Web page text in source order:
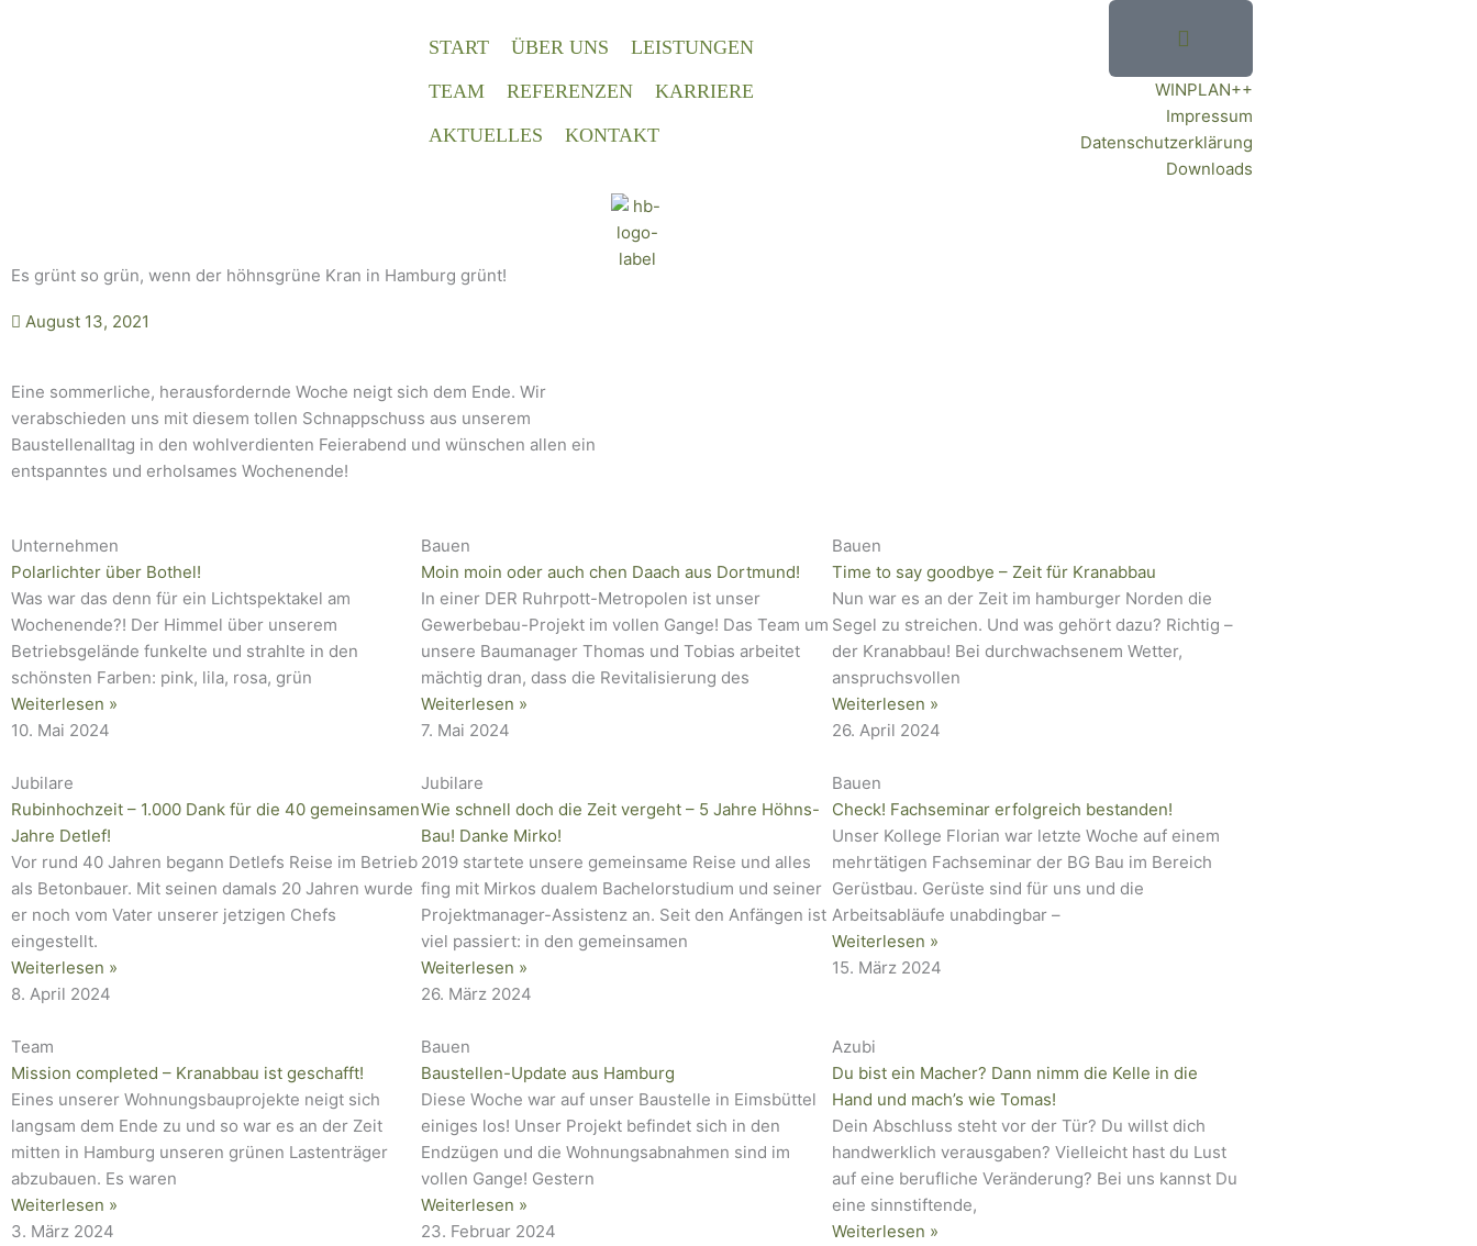
START ÜBER UNS
LEISTUNGEN
TEAM
REFERENZEN
KARRIERE
AKTUELLES
KONTAKT
WINPLAN++
Impressum
Datenschutzerklärung
Downloads
Es grünt so grün, wenn der höhnsgrüne Kran in Hamburg grünt!
August 13, 2021
Eine sommerliche, herausfordernde Woche neigt sich dem Ende. Wir
verabschieden uns mit diesem tollen Schnappschuss aus unserem
Baustellenalltag in den wohlverdienten Feierabend und wünschen allen ein
entspanntes und erholsames Wochenende!
Unternehmen
Polarlichter über Bothel!
Was war das denn für ein Lichtspektakel am
Wochenende?! Der Himmel über unserem
Betriebsgelände funkelte und strahlte in den
schönsten Farben: pink, lila, rosa, grün
Weiterlesen »
10. Mai 2024
Bauen
Moin moin oder auch chen Daach aus Dortmund!
In einer DER Ruhrpott-Metropolen ist unser
Gewerbebau-Projekt im vollen Gange! Das Team um
unsere Baumanager Thomas und Tobias arbeitet
mächtig dran, dass die Revitalisierung des
Weiterlesen »
7. Mai 2024
Bauen
Time to say goodbye – Zeit für Kranabbau
Nun war es an der Zeit im hamburger Norden die
Segel zu streichen. Und was gehört dazu? Richtig –
der Kranabbau! Bei durchwachsenem Wetter,
anspruchsvollen
Weiterlesen »
26. April 2024
Jubilare
Rubinhochzeit – 1.000 Dank für die 40 gemeinsamen
Jahre Detlef!
Vor rund 40 Jahren begann Detlefs Reise im Betrieb
als Betonbauer. Mit seinen damals 20 Jahren wurde
er noch vom Vater unserer jetzigen Chefs
eingestellt.
Weiterlesen »
8. April 2024
Jubilare
Wie schnell doch die Zeit vergeht – 5 Jahre Höhns-
Bau! Danke Mirko!
2019 startete unsere gemeinsame Reise und alles
fing mit Mirkos dualem Bachelorstudium und seiner
Projektmanager-Assistenz an. Seit den Anfängen ist
viel passiert: in den gemeinsamen
Weiterlesen »
26. März 2024
Bauen
Check! Fachseminar erfolgreich bestanden!
Unser Kollege Florian war letzte Woche auf einem
mehrtätigen Fachseminar der BG Bau im Bereich
Gerüstbau. Gerüste sind für uns und die
Arbeitsabläufe unabdingbar –
Weiterlesen »
15. März 2024
Team
Mission completed – Kranabbau ist geschafft!
Eines unserer Wohnungsbauprojekte neigt sich
langsam dem Ende zu und so war es an der Zeit
mitten in Hamburg unseren grünen Lastenträger
abzubauen. Es waren
Weiterlesen »
3. März 2024
Bauen
Baustellen-Update aus Hamburg
Diese Woche war auf unser Baustelle in Eimsbüttel
einiges los! Unser Projekt befindet sich in den
Endzügen und die Wohnungsabnahmen sind im
vollen Gange! Gestern
Weiterlesen »
23. Februar 2024
Azubi
Du bist ein Macher? Dann nimm die Kelle in die
Hand und mach’s wie Tomas!
Dein Abschluss steht vor der Tür? Du willst dich
handwerklich verausgaben? Vielleicht hast du Lust
auf eine berufliche Veränderung? Bei uns kannst Du
eine sinnstiftende,
Weiterlesen »